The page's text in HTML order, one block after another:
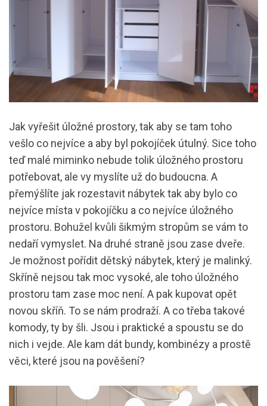
Jak vyřešit úložné prostory, tak aby se tam toho
vešlo co nejvíce a aby byl pokojíček útulný. Sice toho
teď malé miminko nebude tolik úložného prostoru
potřebovat, ale vy myslíte už do budoucna. A
přemýšlíte jak rozestavit nábytek tak aby bylo co
nejvíce místa v pokojíčku a co nejvíce úložného
prostoru. Bohužel kvůli šikmým stropům se vám to
nedaří vymyslet. Na druhé straně jsou zase dveře.
Je možnost pořídit dětský nábytek, který je malinký.
Skříně nejsou tak moc vysoké, ale toho úložného
prostoru tam zase moc není. A pak kupovat opět
novou skříň. To se nám prodraží. A co třeba takové
komody, ty by šli. Jsou i praktické a spoustu se do
nich i vejde. Ale kam dát bundy, kombinézy a prostě
věci, které jsou na pověšení?